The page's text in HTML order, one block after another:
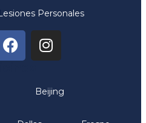
Personales
Beijing